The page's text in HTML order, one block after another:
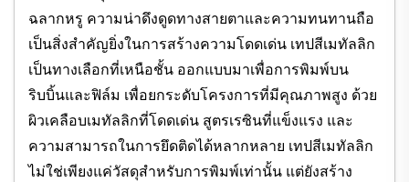
ฉลากหรู ความน่าดึงดูดทางสายตาและความทนทานถือ
เป็นสิ่งสำคัญยิ่งในการสร้างความโดดเด่น เทปสีเมทัลลิก
เป็นทางเลือกที่เหนือชั้น ออกแบบมาเพื่อการพิมพ์บน
ริบบิ้นและฟิล์ม เพื่อยกระดับโครงการที่มีคุณภาพสูง ด้วย
ผิวเคลือบเมทัลลิกที่โดดเด่น สูตรเรซินที่แข็งแรง และ
ความสามารถในการยึดติดได้หลากหลาย เทปสีเมทัลลิก
ไม่ใช่เพียงแค่วัสดุสำหรับการพิมพ์เท่านั้น แต่ยังสร้าง